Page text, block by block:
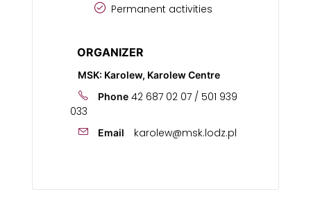
Permanent activities
ORGANIZER
MSK: Karolew, Karolew Centre
Phone 42 687 02 07 / 501 939
033
Email karolew@msk.lodz.pl